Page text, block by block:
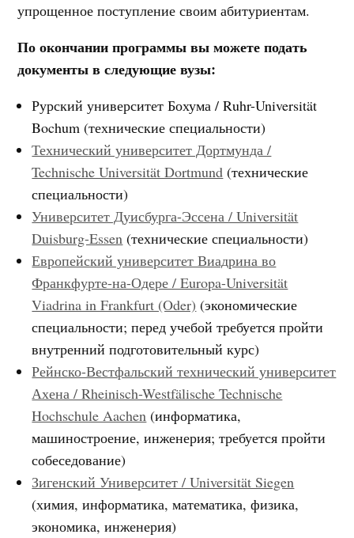
упрощенное поступление своим абитуриентам.
По окончании программы вы можете подать
документы в следующие вузы:
Рурский университет Бохума / Ruhr-Universität
Bochum (технические специальности)
Технический университет Дортмунда /
Technische Universität Dortmund (технические
специальности)
Университет Дуисбурга-Эссена / Universität
Duisburg-Essen (технические специальности)
Европейский университет Виадрина во
Франкфурте-на-Одере / Europa-Universität
Viadrina in Frankfurt (Oder) (экономические
специальности; перед учебой требуется пройти
внутренний подготовительный курс)
Рейнско-Вестфальский технический университет
Ахена / Rheinisch-Westfälische Technische
Hochschule Aachen (информатика,
машиностроение, инженерия; требуется пройти
собеседование)
Зигенский Университет / Universität Siegen
(химия, информатика, математика, физика,
экономика, инженерия)